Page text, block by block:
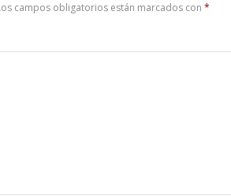
campos obligatorios están marcados con *